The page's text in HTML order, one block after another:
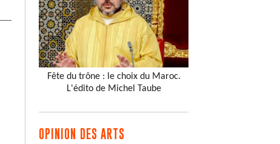
Fête du trône : le choix du Maroc.
L'édito de Michel Taube
OPINION DES ARTS